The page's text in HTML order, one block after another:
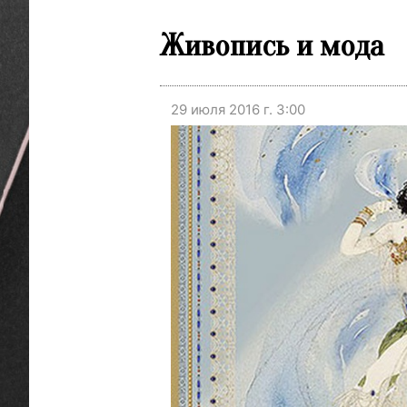
Живопись и мода
29 июля 2016 г. 3:00